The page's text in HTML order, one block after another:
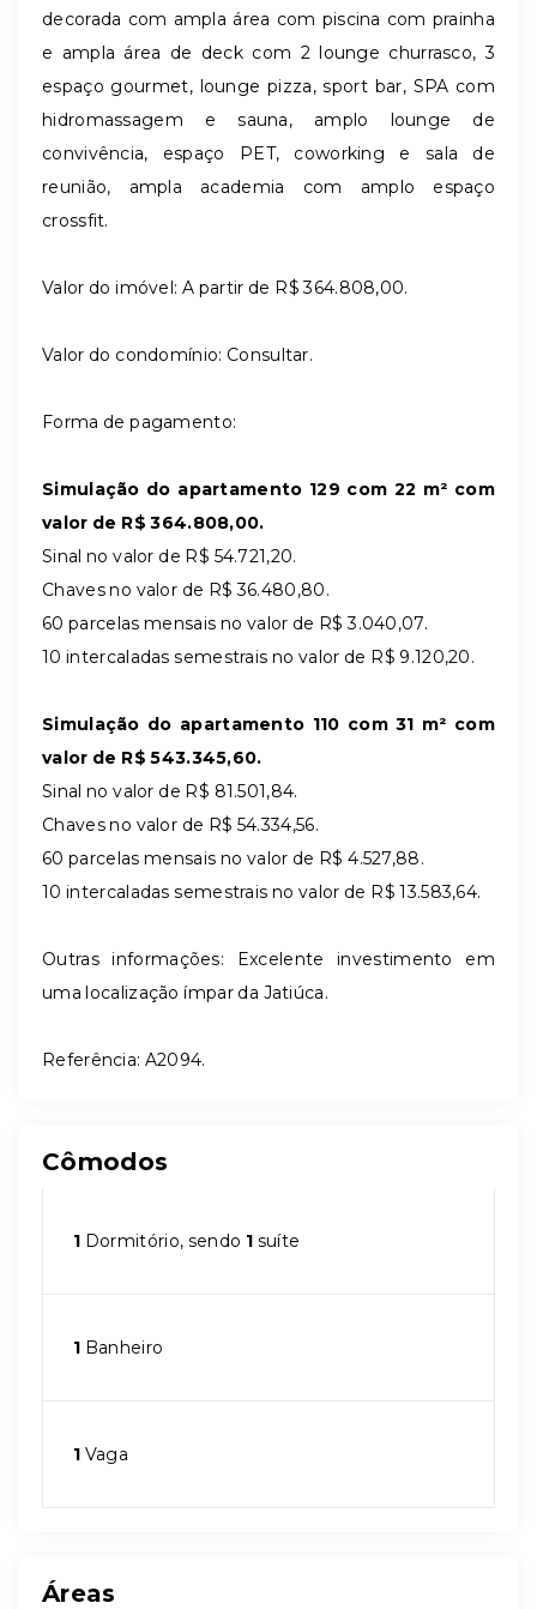
decorada com ampla área com piscina com prainha
e ampla área de deck com 2 lounge churrasco, 3
espaço gourmet, lounge pizza, sport bar, SPA com
hidromassagem e sauna, amplo lounge de
convivência, espaço PET, coworking e sala de
reunião, ampla academia com amplo espaço
crossfit.
Valor do imóvel: A partir de R$ 364.808,00.
Valor do condomínio: Consultar.
Forma de pagamento:
Simulação do apartamento 129 com 22 m² com
valor de R$ 364.808,00.
Sinal no valor de R$ 54.721,20.
Chaves no valor de R$ 36.480,80.
60 parcelas mensais no valor de R$ 3.040,07.
10 intercaladas semestrais no valor de R$ 9.120,20.
Simulação do apartamento 110 com 31 m² com
valor de R$ 543.345,60.
Sinal no valor de R$ 81.501,84.
Chaves no valor de R$ 54.334,56.
60 parcelas mensais no valor de R$ 4.527,88.
10 intercaladas semestrais no valor de R$ 13.583,64.
Outras informações: Excelente investimento em
uma localização ímpar da Jatiúca.
Referência: A2094.
Cômodos
1 Dormitório, sendo 1 suíte
1 Banheiro
1 Vaga
Áreas